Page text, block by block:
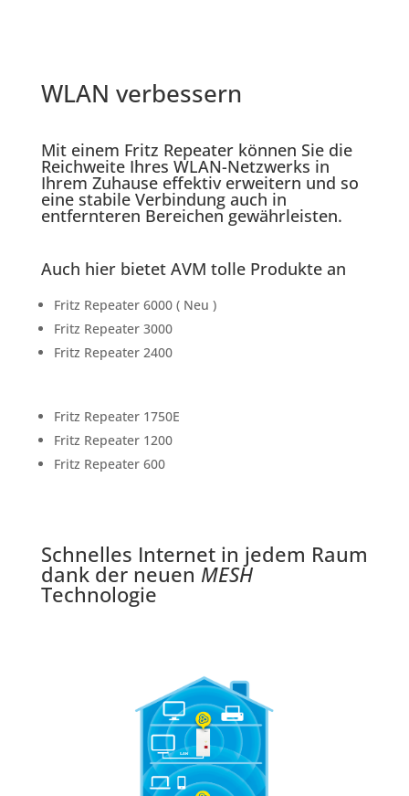
WLAN verbessern
Mit einem Fritz Repeater können Sie die
Reichweite Ihres WLAN-Netzwerks in
Ihrem Zuhause effektiv erweitern und so
eine stabile Verbindung auch in
entfernteren Bereichen gewährleisten.
Auch hier bietet AVM tolle Produkte an
Fritz Repeater 6000 ( Neu )
Fritz Repeater 3000
Fritz Repeater 2400
Fritz Repeater 1750E
Fritz Repeater 1200
Fritz Repeater 600
Schnelles Internet in jedem Raum
dank der neuen MESH
Technologie